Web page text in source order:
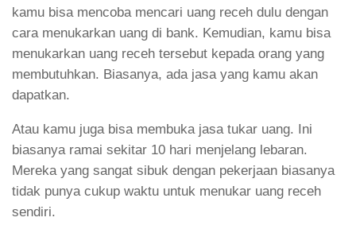
kamu bisa mencoba mencari uang receh dulu dengan
cara menukarkan uang di bank. Kemudian, kamu bisa
menukarkan uang receh tersebut kepada orang yang
membutuhkan. Biasanya, ada jasa yang kamu akan
dapatkan.
Atau kamu juga bisa membuka jasa tukar uang. Ini
biasanya ramai sekitar 10 hari menjelang lebaran.
Mereka yang sangat sibuk dengan pekerjaan biasanya
tidak punya cukup waktu untuk menukar uang receh
sendiri.